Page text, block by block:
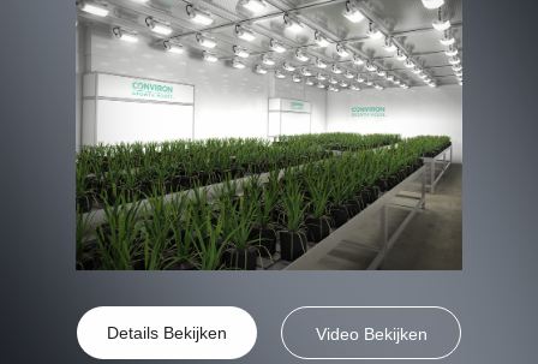
Details Bekijken Video Bekijken